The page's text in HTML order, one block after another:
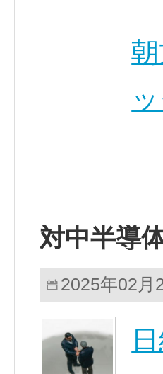
対中半導
2025年02月